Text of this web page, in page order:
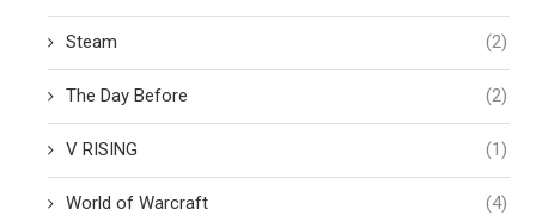
Steam (2)
The Day Before (2)
V RISING (1)
World of Warcraft (4)